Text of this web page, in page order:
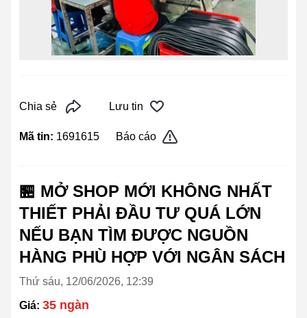
Chia sẻ Lưu tin
Mã tin: 1691615 Báo cáo
🏪 MỞ SHOP MỚI KHÔNG NHẤT
THIẾT PHẢI ĐẦU TƯ QUÁ LỚN
NẾU BẠN TÌM ĐƯỢC NGUỒN
HÀNG PHÙ HỢP VỚI NGÂN SÁCH
Thứ sáu, 12/06/2026, 12:39
Giá: 35 ngàn